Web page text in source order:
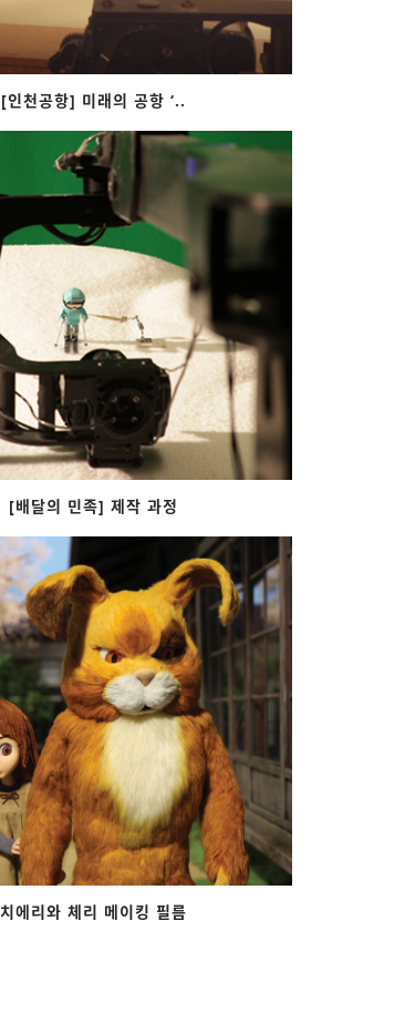
[인천공항] 미래의 공항 ‘..
[배달의 민족] 제작 과정
치에리와 체리 메이킹 필름